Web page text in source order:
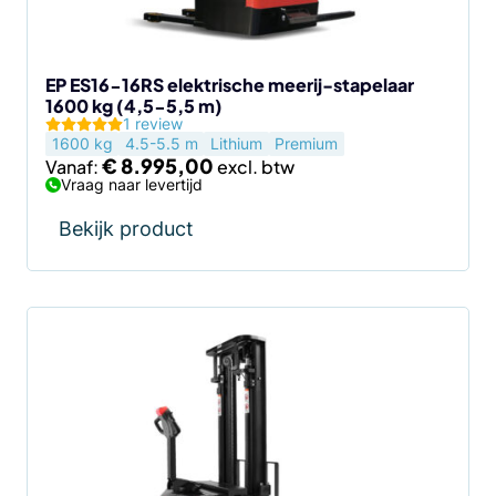
EP ES16-16RS elektrische meerij-stapelaar
1600 kg (4,5-5,5 m)
1 review
1600 kg
4.5-5.5 m Lithium Premium
Vanaf:€8.995,00
Vraag naar levertijd
Bekijk product
de
productpagina